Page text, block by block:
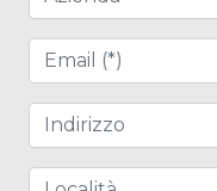
Email (*)
Indirizzo
Località